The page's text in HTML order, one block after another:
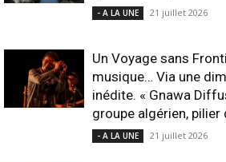
- A LA UNE 21 juillet 2026
Un Voyage sans
musique… Via une
inédite. « Gnawa
groupe algérien, pilier
- A LA UNE 21 juillet 2026